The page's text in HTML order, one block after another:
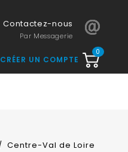
Contactez-nous
Par Messagerie
0
CRÉER UN COMPTE
Centre-Val de Loire